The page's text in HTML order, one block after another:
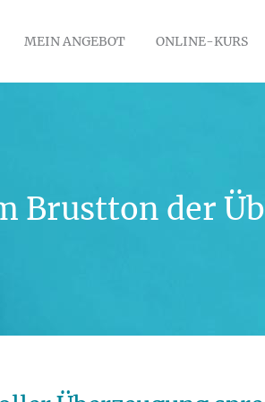
MEIN ANGEBOT ONLINE-KURS
Brustton der